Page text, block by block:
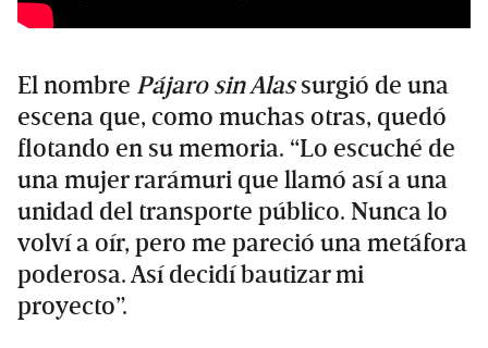
El nombre Pájaro sin Alassurgió de una
escena que, como muchas otras, quedó
flotando en su memoria. “Lo escuché de
una mujer rarámuri que llamó así a una
unidad del transporte público. Nunca lo
volví a oír, pero me pareció una metáfora
poderosa. Así decidí bautizar mi
proyecto”.